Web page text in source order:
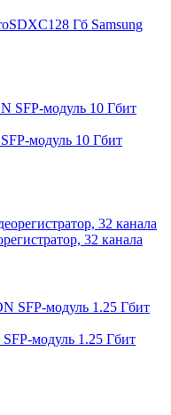
128 Гб Samsung
SFP-модуль 10 Гбит
32 канала
SFP-модуль 1.25 Гбит